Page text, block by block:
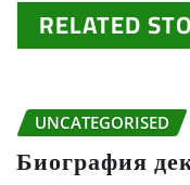
RELATED
UNCATEGORISED
Биография